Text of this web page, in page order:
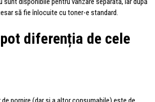
să fie înlocuite cu toner-e standard.
diferenția de cele